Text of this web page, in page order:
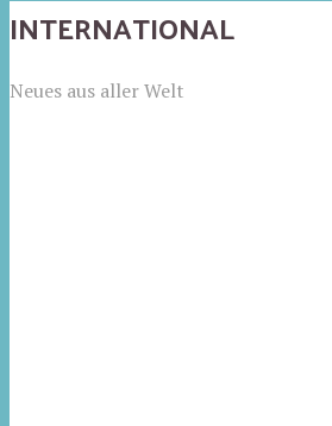
INTERNATIONAL
Neues aus aller Welt